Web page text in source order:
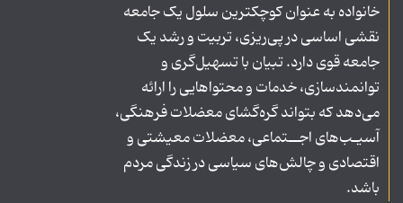
خانواده به عنوان کوچکترین سلول یک جامعه
نقشی اساسی در پی‌ریزی، تربیت و رشد یک
جامعه قوی دارد. تبیان با تسهیل‌گری و
توانمندسازی، خدمات و محتواهایی را ارائه
می‌دهد که بتواند گره‌گشای معضلات فرهنگی،
آسیـب‌های اجــتماعی، معضلات معیشتی و
اقتصادی و چالش‌های سیاسی در زندگی مردم
باشد.